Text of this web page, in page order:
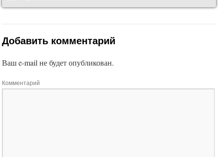
Добавить комментарий
Ваш e-mail не будет опубликован.
Комментарий